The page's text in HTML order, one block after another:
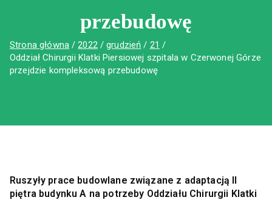
przebudowę
Strona główna 2022 grudzień
21
Oddział Chirurgii Klatki Piersiowej szpitala w Czerwonej Górze
przejdzie kompleksową przebudowę
Ruszyły prace budowlane związane z adaptacją II
piętra budynku A na potrzeby Oddziału Chirurgii Klatki